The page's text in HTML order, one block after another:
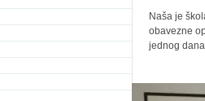
Naša je
obavezne
jednog